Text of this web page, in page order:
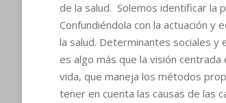
de la salud. Solemos identificar la
Confundiéndola con la actuación y
la salud. Determinantes sociales y
es algo más que la visión
vida, que maneja los métodos
tener en cuenta las causas de las